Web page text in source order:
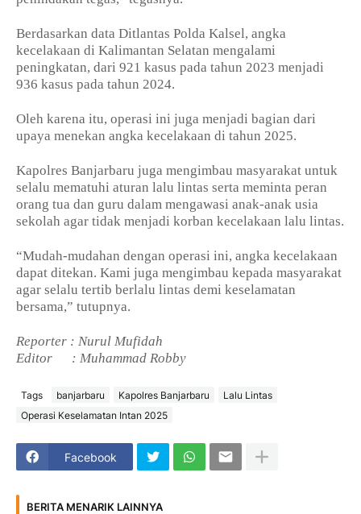
Berdasarkan data Ditlantas Polda Kalsel, angka
kecelakaan di Kalimantan Selatan mengalami
peningkatan, dari 921 kasus pada tahun 2023 menjadi
936 kasus pada tahun 2024.
Oleh karena itu, operasi ini juga menjadi bagian dari
upaya menekan angka kecelakaan di tahun 2025.
Kapolres Banjarbaru juga mengimbau masyarakat untuk
selalu mematuhi aturan lalu lintas serta meminta peran
orang tua dan guru dalam mengawasi anak-anak usia
sekolah agar tidak menjadi korban kecelakaan lalu lintas.
“Mudah-mudahan dengan operasi ini, angka kecelakaan
dapat ditekan. Kami juga mengimbau kepada masyarakat
agar selalu tertib berlalu lintas demi keselamatan
bersama,” tutupnya.
Reporter : Nurul Mufidah
Editor
: Muhammad Robby
Tags banjarbaru Kapolres Banjarbaru
Lalu Lintas
Operasi Keselamatan Intan 2025
Facebook
BERITA MENARIK LAINNYA